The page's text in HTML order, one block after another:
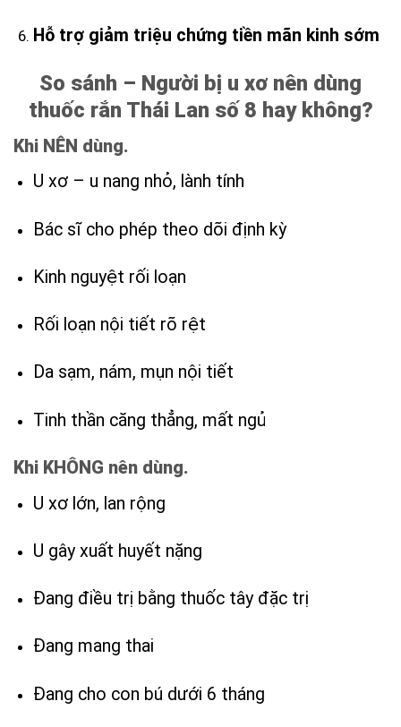
Hỗ trợ giảm triệu chứng tiền mãn kinh sớm
So sánh – Người bị u xơ nên dùng
thuốc rắn Thái Lan số 8 hay không?
Khi NÊN dùng.
U xơ – u nang nhỏ, lành tính
Bác sĩ cho phép theo dõi định kỳ
Kinh nguyệt rối loạn
Rối loạn nội tiết rõ rệt
Da sạm, nám, mụn nội tiết
Tinh thần căng thẳng, mất ngủ
Khi KHÔNG nên dùng.
U xơ lớn, lan rộng
U gây xuất huyết nặng
Đang điều trị bằng thuốc tây đặc trị
Đang mang thai
Đang cho con bú dưới 6 tháng